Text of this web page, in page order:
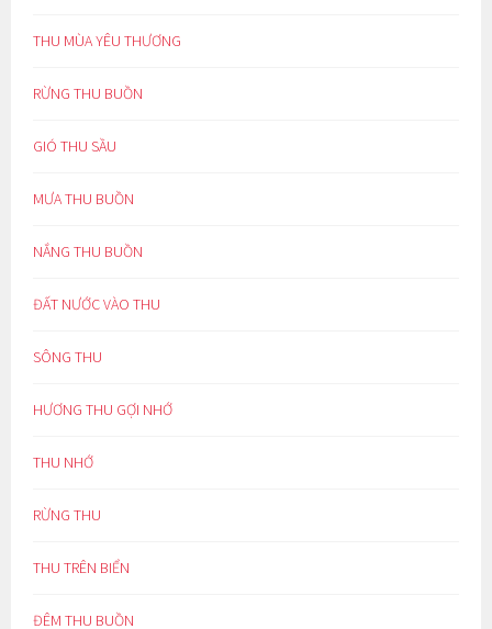
THU MÙA YÊU THƯƠNG
RỪNG THU BUỒN
GIÓ THU SẦU
MƯA THU BUỒN
NẮNG THU BUỒN
ĐẤT NƯỚC VÀO THU
SÔNG THU
HƯƠNG THU GỢI NHỚ
THU NHỚ
RỪNG THU
THU TRÊN BIỂN
ĐÊM THU BUỒN